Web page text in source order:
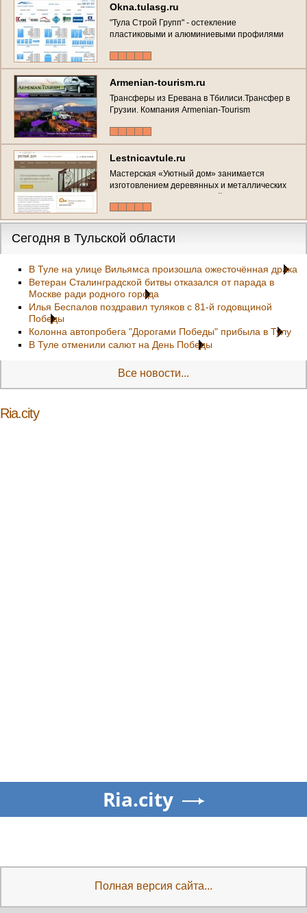
Okna.tulasg.ru
"Тула Строй Групп" - остекление
пластиковыми и алюминиевыми профилями
57-27)
Armenian-tourism.ru
Трансферы из Ереванa в Тбилиси.Трансфер в
Грузии. Компания Armenian-Tourism
Расстояние до Тбилиси 300/км. Бесплатный
сервис, кофе, армянский коньяк, напитки.
(Россия, Тульская область, Тула)
Lestnicavtule.ru
Мастерская «Уютный дом» занимается
изготовлением деревянных и металлических
лестниц разных конструкций (поворотные,
материалов, мебели для детской, кухни и
различных предметов интерьера. (Россия,
Тульская область, Тула)
Сегодня в Тульской области
В Туле на улице Вильямса произошла ожесточённая драка
Ветеран Сталинградской битвы отказался от парада в
Москве ради родного города
Илья Беспалов поздравил туляков с 81-й годовщиной
Победы
Колонна автопробега "Дорогами Победы" прибыла в Тулу
В Туле отменили салют на День Победы
Все новости...
Ria.city
Ria.city
Полная версия сайта...